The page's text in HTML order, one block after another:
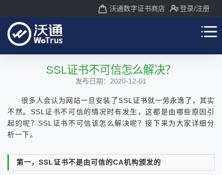
沃通数字证书商店 登录/注册
SSL证书不可信怎么解决？
发布日期：2020-12-01
很多人会认为网站一旦安装了SSL证书就一劳永逸了，其实
不然。SSL证书不可信的情况时有发生，这都是由哪些原因引
起的呢？SSL证书不可信该怎么解决呢？接下来为大家详细分
析一下。
第一，SSL证书不是由可信的CA机构颁发的